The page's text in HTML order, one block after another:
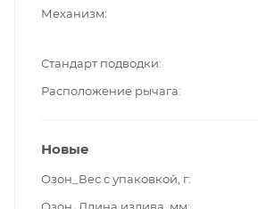
Механизм
Стандарт подводки
Расположение рычага
Новые
Озон_Вес с упаковкой, г